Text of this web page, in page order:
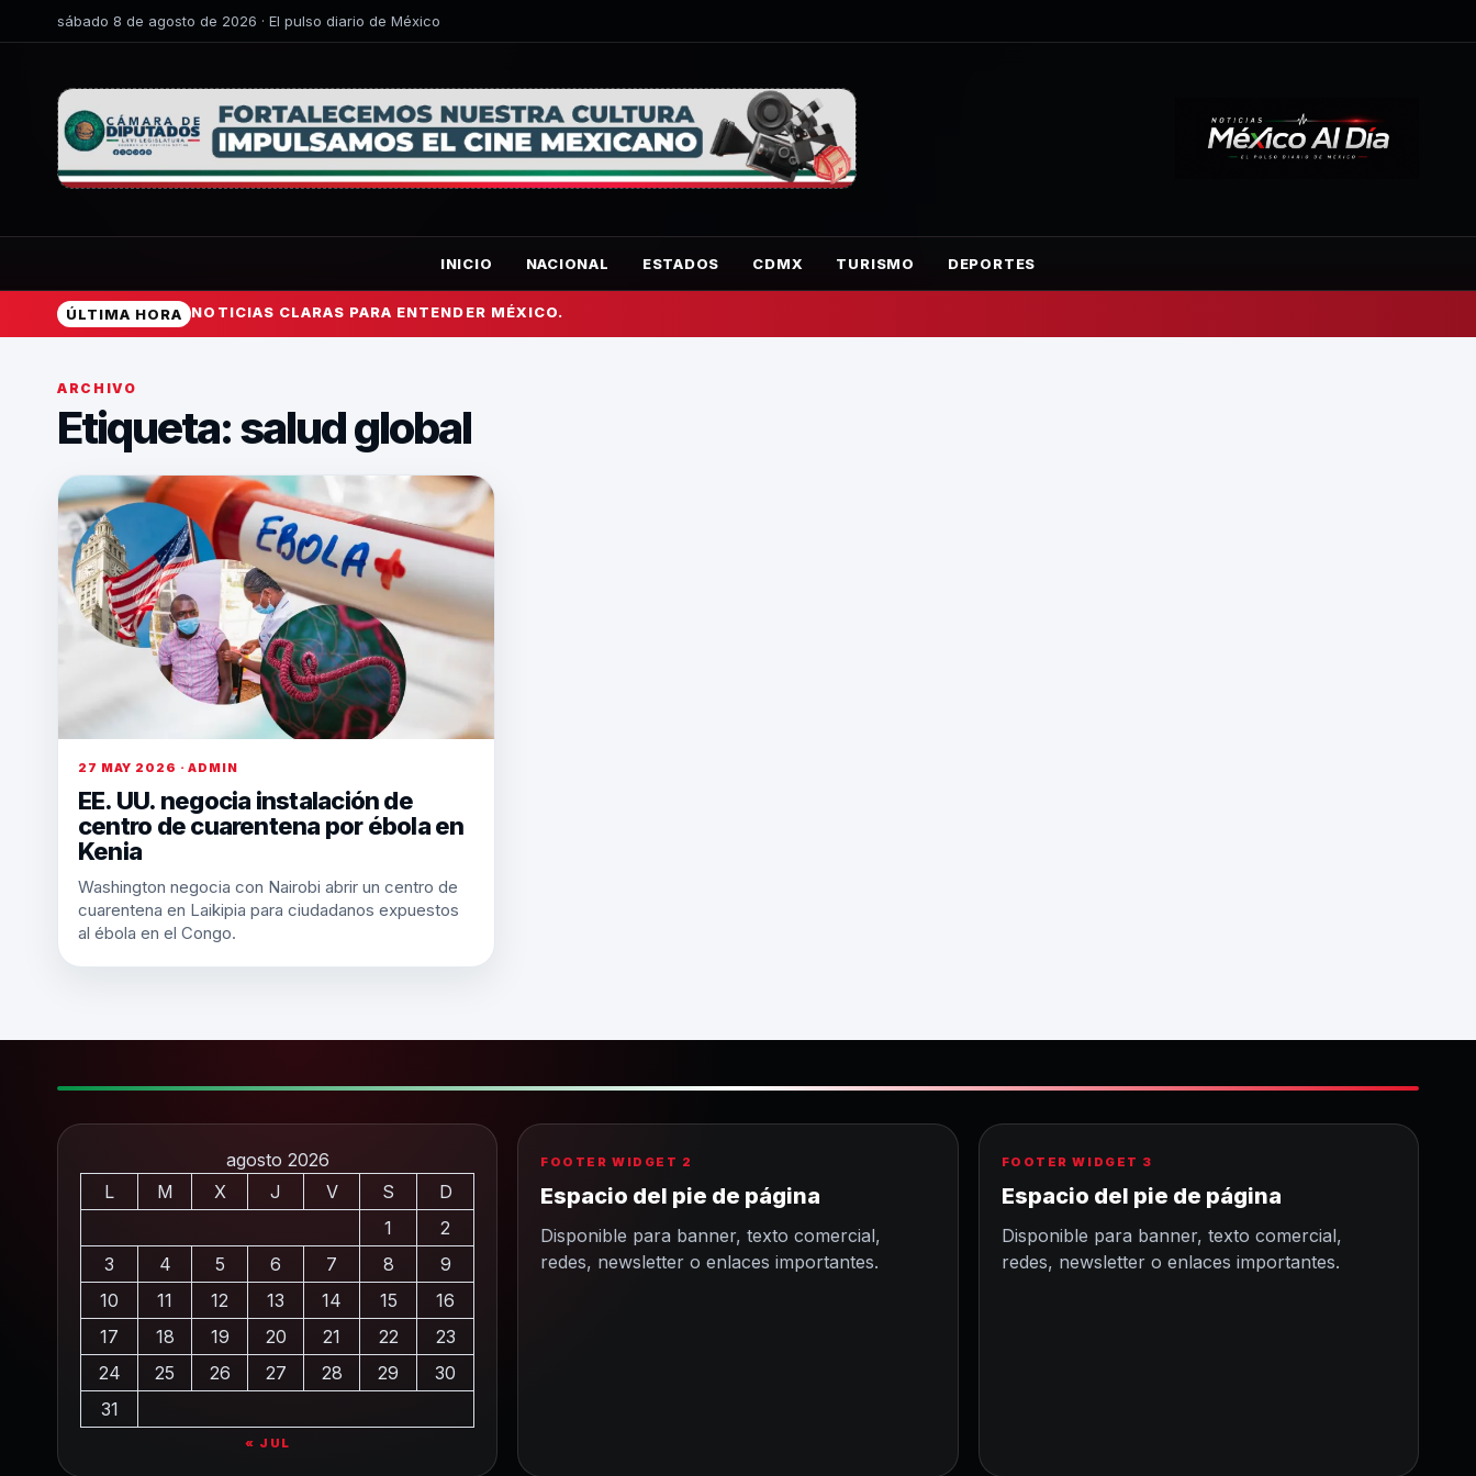
sábado 8 de agosto de 2026 · El pulso diario de México
INICIO NACIONAL ESTADOS CDMX TURISMO DEPORTES
ÚLTIMA HORA NOTICIAS CLARAS PARA ENTENDER MÉXICO.
ARCHIVO
Etiqueta:salud global
27 MAY 2026 · ADMIN
EE. UU. negocia instalación de
centro de cuarentena por ébola en
Kenia
Washington negocia con Nairobi abrir un centro de
cuarentena en Laikipia para ciudadanos expuestos
al ébola en el Congo.
agosto 2026
L
M X J V S
D
1
2
3
4 5 6 7 8
9
10
11 12 13 14 15
16
17
18 19 20 21 22
23
24
25 26 27 28 29
30
31
« JUL
FOOTER WIDGET 2
Espacio del pie de página
Disponible para banner, texto comercial,
redes, newsletter o enlaces importantes.
FOOTER WIDGET 3
Espacio del pie de página
Disponible para banner, texto comercial,
redes, newsletter o enlaces importantes.